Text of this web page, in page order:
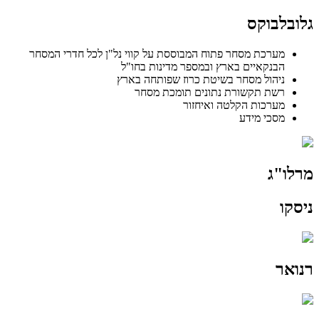
גלובלבוקס
מערכת מסחר פתוח המבוססת על קווי נל"ן לכל חדרי המסחר
הבנקאיים בארץ ובמספר מדינות בחו"ל
ניהול מסחר בשיטת כרוז שפותחה בארץ
רשת תקשורת נתונים תומכת מסחר
מערכות הקלטה ואיחזור
מסכי מידע
מרלו"ג
ניסקו
רנואר